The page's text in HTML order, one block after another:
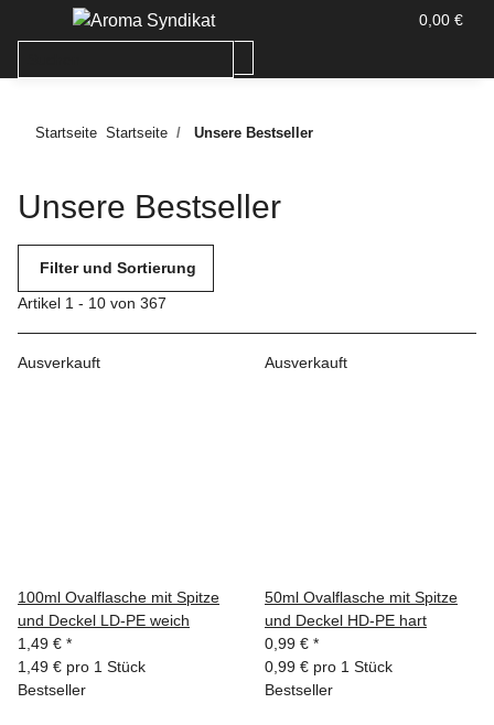
0,00 €
Startseite Startseite Unsere Bestseller
Unsere Bestseller
Filter und Sortierung
Artikel 1 - 10 von 367
Ausverkauft
100ml Ovalflasche mit Spitze
und Deckel LD-PE weich
1,49 € *
1,49 € pro 1 Stück
Ausverkauft
50ml Ovalflasche mit Spitze
und Deckel HD-PE hart
0,99 € *
0,99 € pro 1 Stück
Bestseller
Bestseller